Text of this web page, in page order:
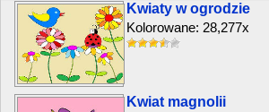
Kwiaty w ogrodzie
Kolorowane: 28,277x
Kwiat magnolii